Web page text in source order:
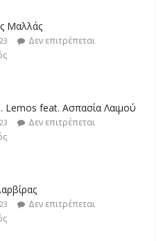
Μαλλάς
Δεν επιτρέπεται
Lemos feat. Ασπασία Λαιμού
Δεν επιτρέπεται
Δεν επιτρέπεται